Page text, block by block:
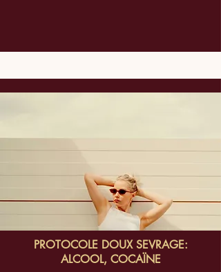
PROTOCOLE DOUX SEVRAGE:
ALCOOL, COCAÏNE